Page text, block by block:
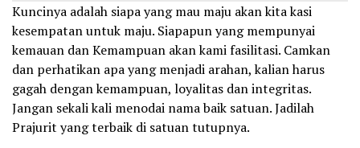
Kuncinya adalah siapa yang mau maju akan kita kasi
kesempatan untuk maju. Siapapun yang mempunyai
kemauan dan Kemampuan akan kami fasilitasi. Camkan
dan perhatikan apa yang menjadi arahan, kalian harus
gagah dengan kemampuan, loyalitas dan integritas.
Jangan sekali kali menodai nama baik satuan. Jadilah
Prajurit yang terbaik di satuan tutupnya.